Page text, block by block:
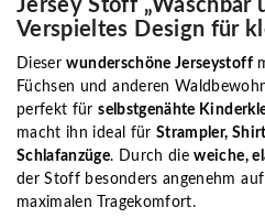
Jersey Stoff „Waschbär
Verspieltes Design für
Dieserwunderschöne Jerseystoff
Füchsen und anderen
perfekt fürselbstgenähte
macht ihn ideal für Strampler,
Schlafanzüge. Durch dieweiche,
der Stoff besonders angenehm
maximalen Tragekomfort.